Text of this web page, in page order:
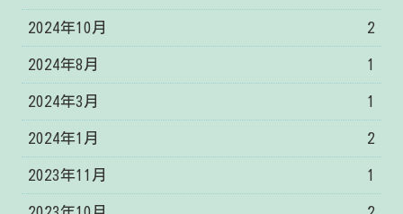
2024年10月 2
2024年8月 1
2024年3月 1
2024年1月 2
2023年11月 1